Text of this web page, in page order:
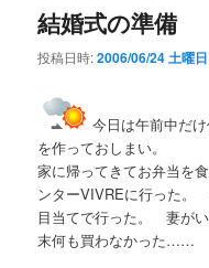
結婚式の準備
投稿日時:2006/06/24 土曜日
今日は午前中だ
を作っておしまい。
家に帰ってきてお弁当を
ンターVIVREに行った。
目当てで行った。 妻が
末何も買わなかった……